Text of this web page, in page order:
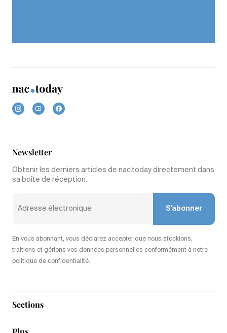
Sections
Newsletter
Obtenir les derniers articles de nac.today directement dans
sa boîte de réception.
S'abonner
En vous abonnant, vous déclarez accepter que nous stockions,
traitions et gérions vos données personnelles conformément à notre
politique de confidentialité.